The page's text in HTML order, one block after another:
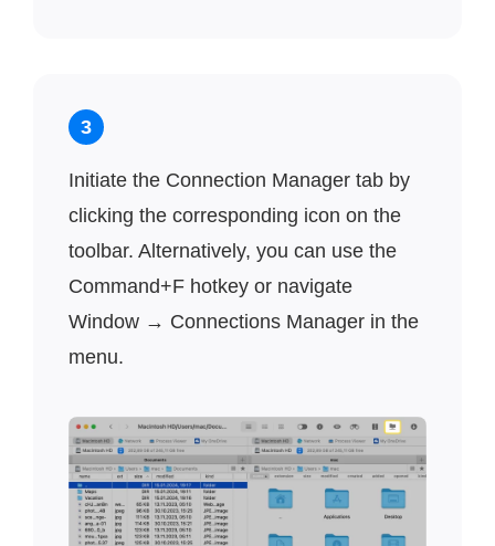
3
Initiate the Connection Manager tab by
clicking the corresponding icon on the
toolbar. Alternatively, you can use the
Command+F hotkey or navigate
Window → Connections Manager in the
menu.